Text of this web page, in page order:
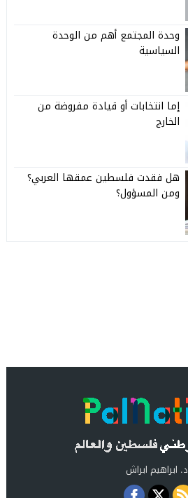
وحدة المجتمع أهم من الوحدة
السياسية
إما انتخابات أو قيادة مفروضة من
الخارج
هل فقدت فلسطين عمقها العربي؟
ومن المسؤول؟
د. ابراهيم ابراش